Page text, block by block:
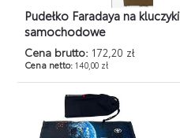
Pudełko Faradaya na kluczyki
samochodowe
Cena brutto: 172,20 zł
Cena netto:140,00 zł